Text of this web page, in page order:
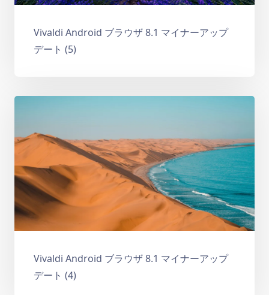
Vivaldi Android ブラウザ 8.1 マイナーアップ
デート (5)
Vivaldi Android ブラウザ 8.1 マイナーアップ
デート (4)